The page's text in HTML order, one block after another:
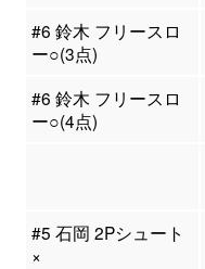
#6 鈴木 フリースロ
ー○(3点)
#6 鈴木 フリースロ
ー○(4点)
#5 石岡 2Pシュート
×